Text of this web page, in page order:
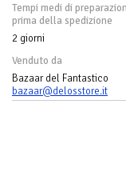
Tempi medi di
prima della spedizione
2 giorni
Venduto da
Bazaar del Fantastico
bazaar@delosstore.it